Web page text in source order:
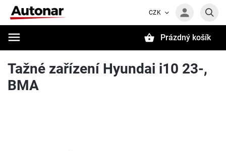
CZK
Prázdný košík
Tažné zařízení Hyundai i10 23-,
BMA